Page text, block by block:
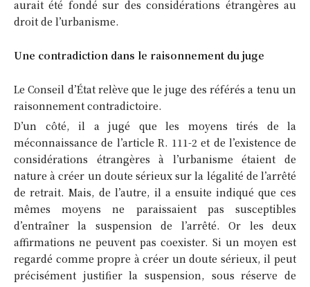
aurait été fondé sur des considérations étrangères au
droit de l’urbanisme.
Une contradiction dans le raisonnement du juge
Le Conseil d’État relève que le juge des référés a tenu un
raisonnement contradictoire.
D’un côté, il a jugé que les moyens tirés de la
méconnaissance de l’article R. 111-2 et de l’existence de
considérations étrangères à l’urbanisme étaient de
nature à créer un doute sérieux sur la légalité de l’arrêté
de retrait. Mais, de l’autre, il a ensuite indiqué que ces
mêmes moyens ne paraissaient pas susceptibles
d’entraîner la suspension de l’arrêté. Or les deux
affirmations ne peuvent pas coexister. Si un moyen est
regardé comme propre à créer un doute sérieux, il peut
précisément justifier la suspension, sous réserve de